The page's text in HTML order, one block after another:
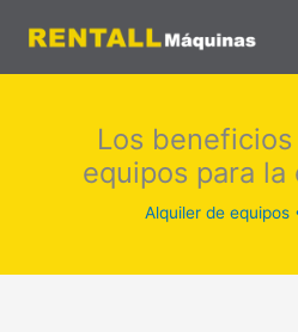
Los
equipos para
Alquiler de equipos